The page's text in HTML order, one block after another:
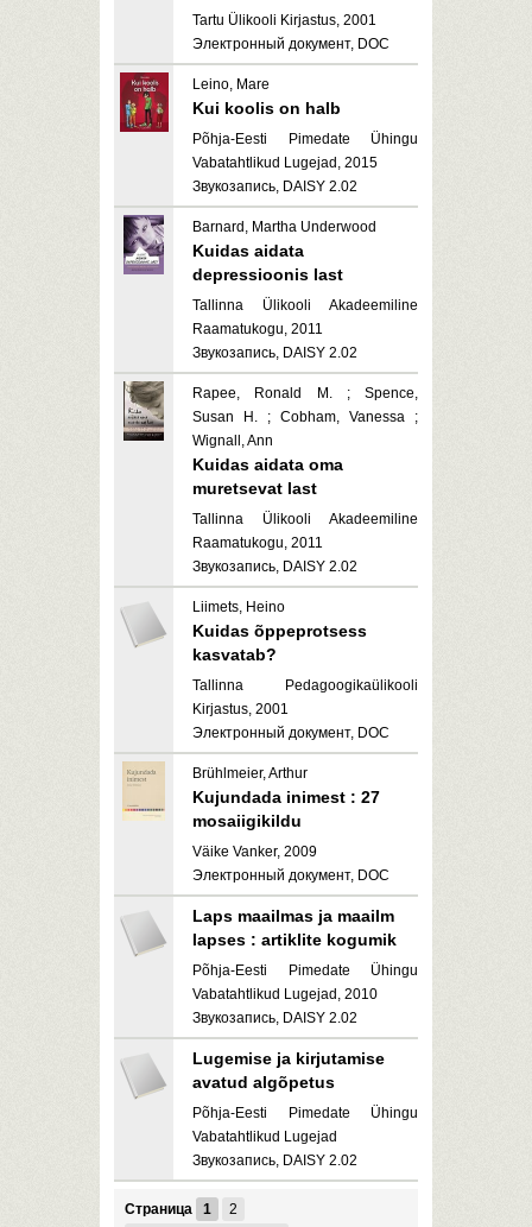
Tartu Ülikooli Kirjastus, 2001
Электронный документ, DOC
Leino, Mare
Kui koolis on halb
Põhja-Eesti Pimedate Ühingu
Vabatahtlikud Lugejad, 2015
Звукозапись, DAISY 2.02
Barnard, Martha Underwood
Kuidas aidata
depressioonis last
Tallinna Ülikooli Akadeemiline
Raamatukogu, 2011
Звукозапись, DAISY 2.02
Rapee, Ronald M. ; Spence,
Susan H. ; Cobham, Vanessa ;
Wignall, Ann
Kuidas aidata oma
muretsevat last
Tallinna Ülikooli Akadeemiline
Raamatukogu, 2011
Звукозапись, DAISY 2.02
Liimets, Heino
Kuidas õppeprotsess
kasvatab?
Tallinna Pedagoogikaülikooli
Kirjastus, 2001
Электронный документ, DOC
Brühlmeier, Arthur
Kujundada inimest : 27
mosaiigikildu
Väike Vanker, 2009
Электронный документ, DOC
Laps maailmas ja maailm
lapses : artiklite kogumik
Põhja-Eesti Pimedate Ühingu
Vabatahtlikud Lugejad, 2010
Звукозапись, DAISY 2.02
Lugemise ja kirjutamise
avatud algõpetus
Põhja-Eesti Pimedate Ühingu
Vabatahtlikud Lugejad
Звукозапись, DAISY 2.02
Страница 1 2